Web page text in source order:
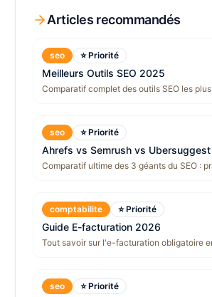
Articles recommandés
seo ⭐ Priorité
Meilleurs Outils SEO 2025
Comparatif complet des outils SEO les
seo ⭐ Priorité
Ahrefs vs Semrush vs
Comparatif ultime des 3 géants du SEO :
comptabilite ⭐ Priorité
Guide E-facturation 2026
Tout savoir sur l'e-facturation obligatoire
seo ⭐ Priorité